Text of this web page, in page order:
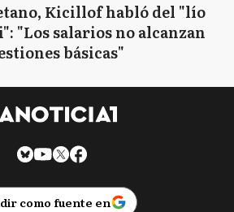
Kicillof habló del "lío
"Los salarios no alcanzan
básicas"
como fuente en